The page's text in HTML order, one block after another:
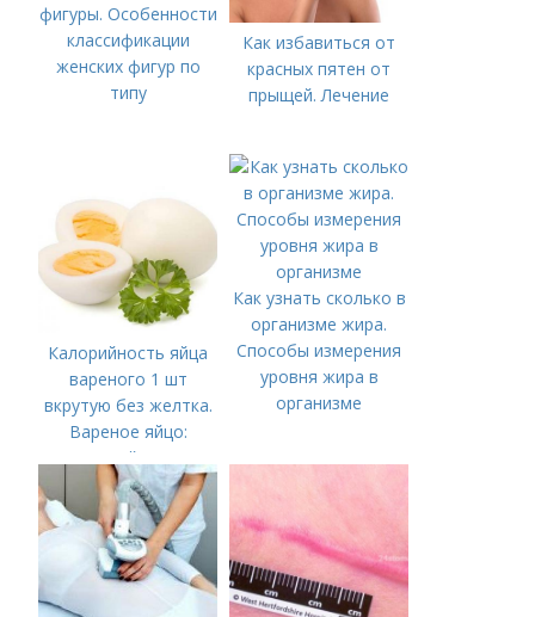
фигуры. Особенности
классификации
женских фигур по
типу
Как избавиться от
красных пятен от
прыщей. Лечение
Калорийность яйца
вареного 1 шт
вкрутую без желтка.
Вареное яйцо:
калорийность
Как узнать сколько в
организме жира.
Способы измерения
уровня жира в
организме